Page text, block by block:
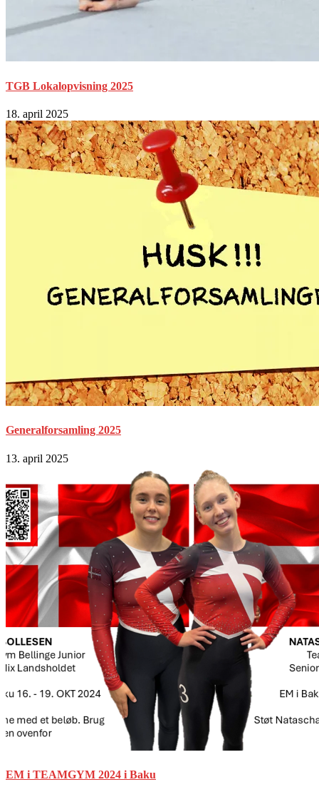
TGB Lokalopvisning 2025
18. april 2025
Generalforsamling 2025
13. april 2025
EM i TEAMGYM 2024 i Baku